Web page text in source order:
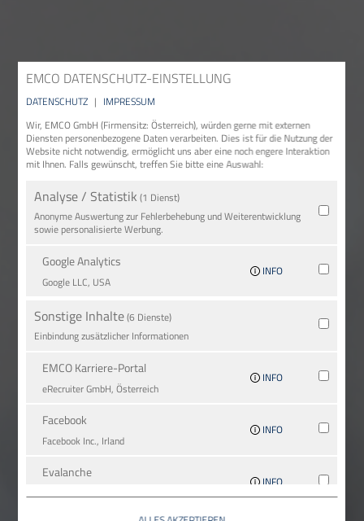
EMCO DATENSCHUTZ-EINSTELLUNG
DATENSCHUTZ | IMPRESSUM
Wir, EMCO GmbH (Firmensitz: Österreich), würden gerne mit externen
Diensten personenbezogene Daten verarbeiten. Dies ist für die Nutzung der
Website nicht notwendig, ermöglicht uns aber eine noch engere Interaktion
mit Ihnen. Falls gewünscht, treffen Sie bitte eine Auswahl:
Analyse / Statistik (1 Dienst)
Anonyme Auswertung zur Fehlerbehebung und Weiterentwicklung
sowie personalisierte Werbung.
Google Analytics
Google LLC, USA
INFO
Sonstige Inhalte(6 Dienste)
Einbindung zusätzlicher Informationen
EMCO Karriere-Portal
eRe­crui­ter GmbH, Österreich
INFO
Facebook
Facebook Inc., Irland
INFO
Evalanche
INFO